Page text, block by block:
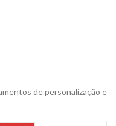
de personalização e